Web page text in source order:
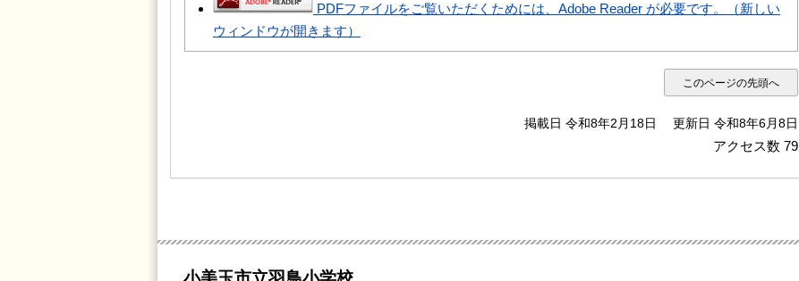
PDFファイルをご覧いただくためには、Adobe Reader が必要です。（新しい
ウィンドウが開きます）
このページの先頭へ
掲載日 令和8年2月18日 更新日 令和8年6月8日
アクセス数 79